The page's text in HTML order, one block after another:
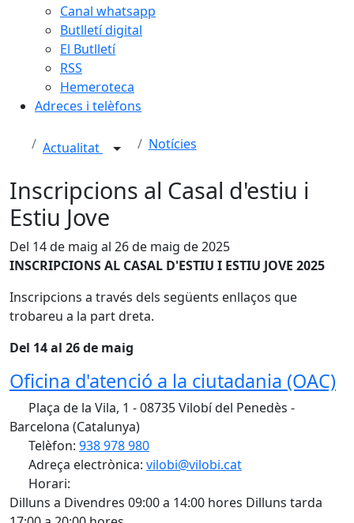
Canal whatsapp
Butlletí digital
El Butlletí
RSS
Hemeroteca
Adreces i telèfons
Actualitat Notícies
Inscripcions al Casal d'estiu i
Estiu Jove
Del 14 de maig al 26 de maig de 2025
INSCRIPCIONS AL CASAL D'ESTIU I ESTIU JOVE 2025
Inscripcions a través dels següents enllaços que
trobareu a la part dreta.
Del 14 al 26 de maig
Oficina d'atenció a la ciutadania (OAC)
Plaça de la Vila, 1 - 08735 Vilobí del Penedès -
Barcelona (Catalunya)
Telèfon: 938 978 980
Adreça electrònica: vilobi@vilobi.cat
Horari:
Dilluns a Divendres 09:00 a 14:00 hores Dilluns tarda